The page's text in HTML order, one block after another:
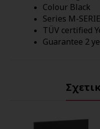
Colour Black
Series M-
TÜV certified
Guarantee 2